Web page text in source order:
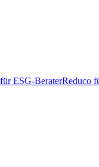
ESG-BeraterReduco